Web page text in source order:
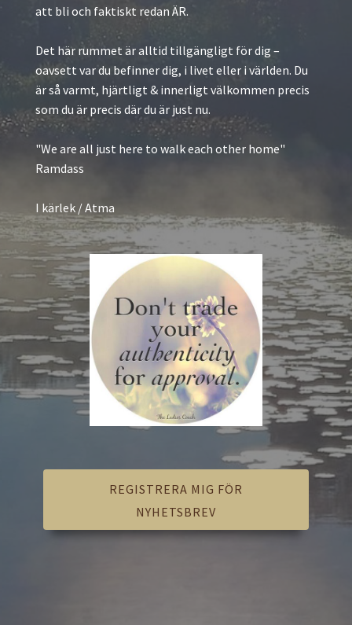
att bli och faktiskt redan ÄR.
Det här rummet är alltid tillgängligt för dig –
oavsett var du befinner dig, i livet eller i världen. Du
är så varmt, hjärtligt & innerligt välkommen precis
som du är precis där du är just nu.
"We are all just here to walk each other home"
Ramdass
I kärlek / Atma
REGISTRERA MIG FÖR
NYHETSBREV